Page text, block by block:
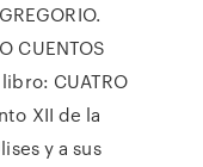
CUENTOS
CUATRO
XII de la
y a sus